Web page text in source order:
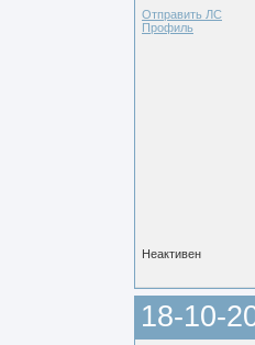
Отправить ЛС
Профиль
Неактивен
18-10-